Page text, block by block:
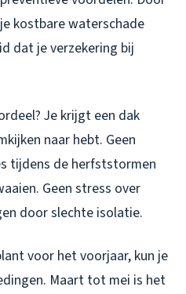
kostbare waterschade
dat je verzekering bij
Je krijgt een dak
naar hebt. Geen
tijdens de herfststormen
Geen stress over
door slechte isolatie.
voor het voorjaar, kun je
Maart tot mei is het